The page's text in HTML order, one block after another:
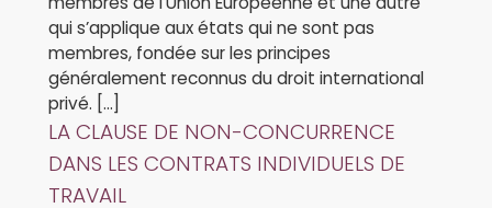
qui s’applique aux états qui ne sont pas
membres, fondée sur les principes
généralement reconnus du droit international
privé. […]
LA CLAUSE DE NON-CONCURRENCE
DANS LES CONTRATS INDIVIDUELS DE
TRAVAIL